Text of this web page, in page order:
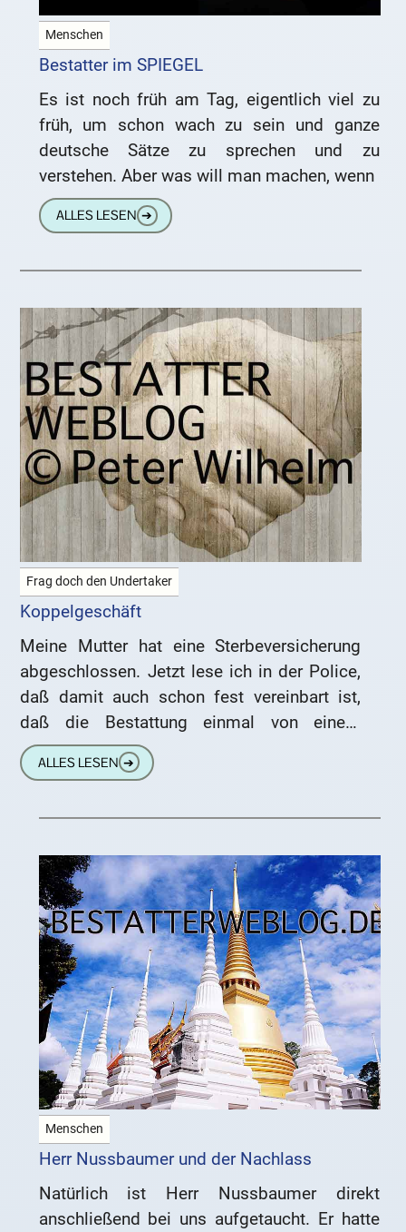
Menschen
Bestatter im SPIEGEL
Es ist noch früh am Tag, eigentlich viel zu
früh, um schon wach zu sein und ganze
deutsche Sätze zu sprechen und zu
verstehen. Aber was will man machen, wenn
ALLES LESEN ➔
Frag doch den Undertaker
Koppelgeschäft
Meine Mutter hat eine Sterbeversicherung
abgeschlossen. Jetzt lese ich in der Police,
daß damit auch schon fest vereinbart ist,
daß die Bestattung einmal von einem
bestimmten Bestatter durchgeführt wird.
Muß
ALLES LESEN ➔
Menschen
Herr Nussbaumer und der Nachlass
Natürlich ist Herr Nussbaumer direkt
anschließend bei uns aufgetaucht. Er hatte